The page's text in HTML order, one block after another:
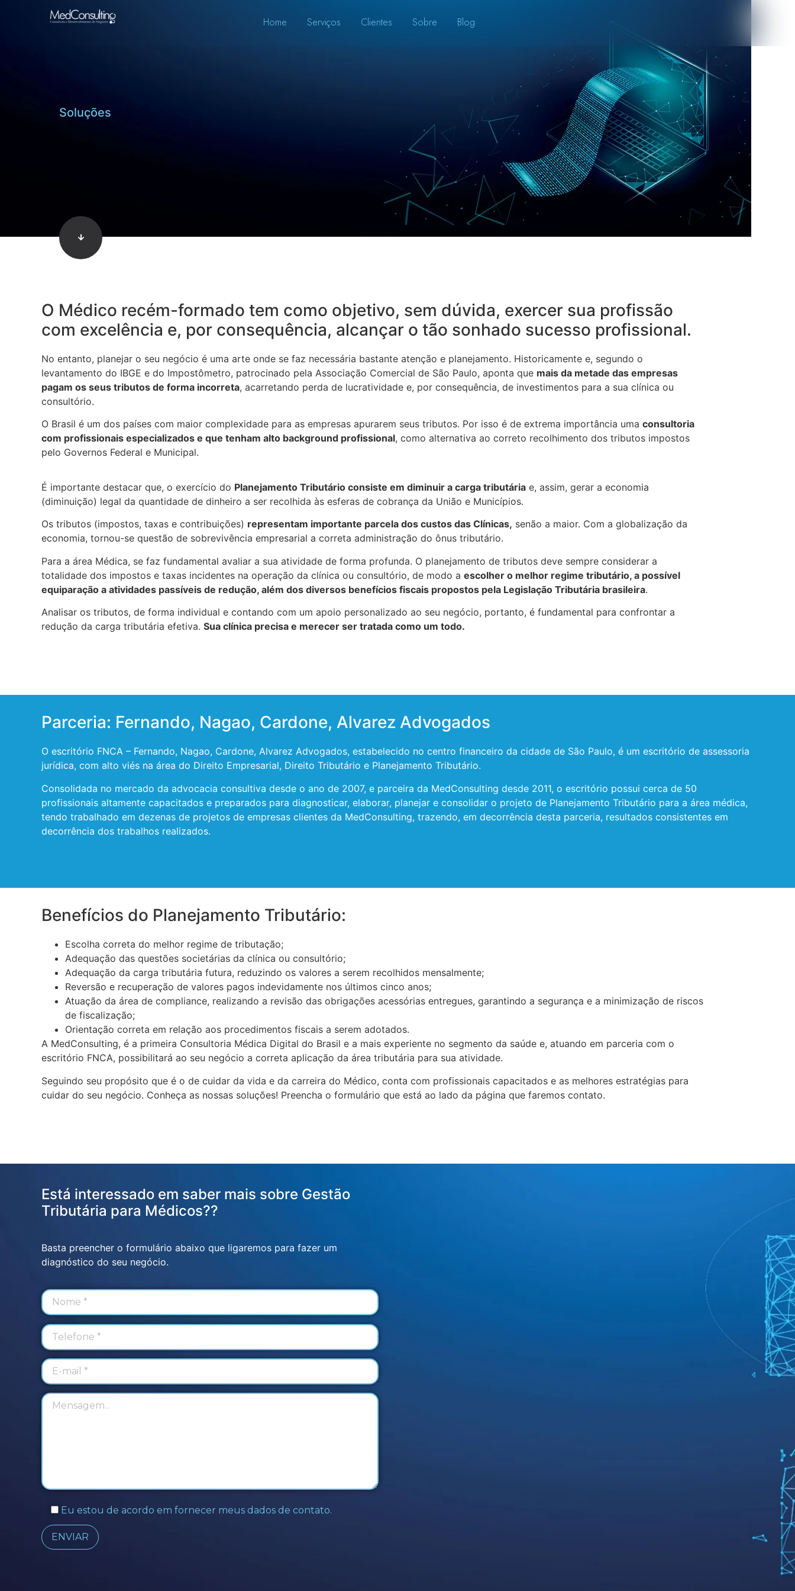
Home Serviços Clientes Sobre Blog
Soluções
O Médico recém-formado tem como objetivo, sem dúvida, exercer sua profissão
com excelência e, por consequência, alcançar o tão sonhado sucesso profissional.
No entanto, planejar o seu negócio é uma arte onde se faz necessária bastante atenção e planejamento. Historicamente e, segundo o
levantamento do IBGE e do Impostômetro, patrocinado pela Associação Comercial de São Paulo, aponta que mais da metade das empresas
pagam os seus tributos de forma incorreta, acarretando perda de lucratividade e, por consequência, de investimentos para a sua clínica ou
consultório.
O Brasil é um dos países com maior complexidade para as empresas apurarem seus tributos. Por isso é de extrema importância uma consultoria
com profissionais especializados e que tenham alto background profissional, como alternativa ao correto recolhimento dos tributos impostos
pelo Governos Federal e Municipal.
É importante destacar que, o exercício do Planejamento Tributário consiste em diminuir a carga tributária e, assim, gerar a economia
(diminuição) legal da quantidade de dinheiro a ser recolhida às esferas de cobrança da União e Municípios.
Os tributos (impostos, taxas e contribuições) representam importante parcela dos custos das Clínicas, senão a maior. Com a globalização da
economia, tornou-se questão de sobrevivência empresarial a correta administração do ônus tributário.
Para a área Médica, se faz fundamental avaliar a sua atividade de forma profunda. O planejamento de tributos deve sempre considerar a
totalidade dos impostos e taxas incidentes na operação da clínica ou consultório, de modo a escolher o melhor regime tributário, a possível
equiparação a atividades passíveis de redução, além dos diversos benefícios fiscais propostos pela Legislação Tributária brasileira.
Analisar os tributos, de forma individual e contando com um apoio personalizado ao seu negócio, portanto, é fundamental para confrontar a
redução da carga tributária efetiva. Sua clínica precisa e merecer ser tratada como um todo.
Parceria: Fernando, Nagao, Cardone, Alvarez Advogados
O escritório FNCA – Fernando, Nagao, Cardone, Alvarez Advogados, estabelecido no centro financeiro da cidade de São Paulo, é um escritório de assessoria
jurídica, com alto viés na área do Direito Empresarial, Direito Tributário e Planejamento Tributário.
Consolidada no mercado da advocacia consultiva desde o ano de 2007, e parceira da MedConsulting desde 2011, o escritório possui cerca de 50
profissionais altamente capacitados e preparados para diagnosticar, elaborar, planejar e consolidar o projeto de Planejamento Tributário para a área médica,
tendo trabalhado em dezenas de projetos de empresas clientes da MedConsulting, trazendo, em decorrência desta parceria, resultados consistentes em
decorrência dos trabalhos realizados.
Benefícios do Planejamento Tributário:
Escolha correta do melhor regime de tributação;
Adequação das questões societárias da clínica ou consultório;
Adequação da carga tributária futura, reduzindo os valores a serem recolhidos mensalmente;
Reversão e recuperação de valores pagos indevidamente nos últimos cinco anos;
Atuação da área de compliance, realizando a revisão das obrigações acessórias entregues, garantindo a segurança e a minimização de riscos
de fiscalização;
Orientação correta em relação aos procedimentos fiscais a serem adotados.
A MedConsulting, é a primeira Consultoria Médica Digital do Brasil e a mais experiente no segmento da saúde e, atuando em parceria com o
escritório FNCA, possibilitará ao seu negócio a correta aplicação da área tributária para sua atividade.
Seguindo seu propósito que é o de cuidar da vida e da carreira do Médico, conta com profissionais capacitados e as melhores estratégias para
cuidar do seu negócio. Conheça as nossas soluções! Preencha o formulário que está ao lado da página que faremos contato.
Está interessado em saber mais sobre Gestão
Tributária para Médicos??
Basta preencher o formulário abaixo que ligaremos para fazer um
diagnóstico do seu negócio.
Eu estou de acordo em fornecer meus dados de contato.